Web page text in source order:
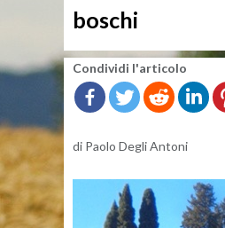
boschi
Con­di­vi­di l'ar­ti­co­lo
di Paolo Degli An­to­ni